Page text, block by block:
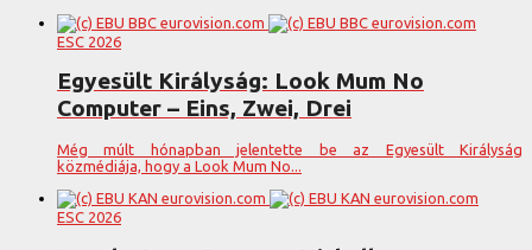
ESC 2026
Egyesült Királyság: Look Mum No
Computer – Eins, Zwei, Drei
Még múlt hónapban jelentette be az Egyesült Királyság
közmédiája, hogy a Look Mum No...
ESC 2026